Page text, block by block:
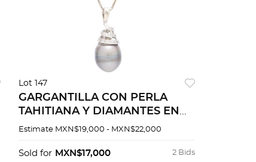
Lot 147
GARGANTILLA CON PERLA
TAHITIANA Y DIAMANTES EN
ORO BLANCO DE 18K
Estimate MXN$19,000 - MXN$22,000
2 Bids
Sold for MXN$17,000